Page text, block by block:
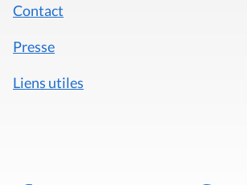
Contact
Presse
Liens utiles